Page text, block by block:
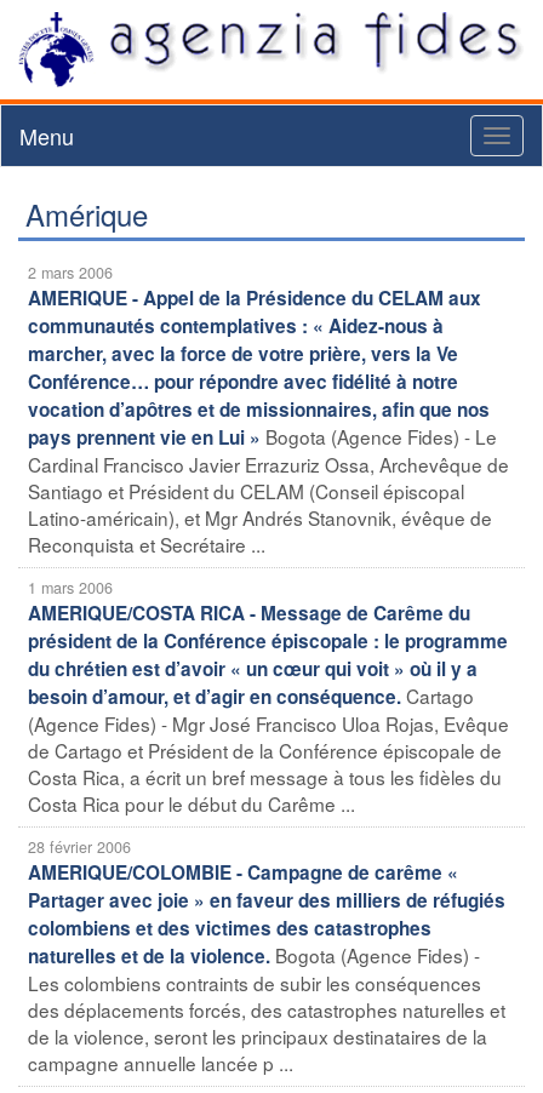
Menu
Amérique
2 mars 2006
AMERIQUE - Appel de la Présidence du CELAM aux
communautés contemplatives : « Aidez-nous à
marcher, avec la force de votre prière, vers la Ve
Conférence… pour répondre avec fidélité à notre
vocation d’apôtres et de missionnaires, afin que nos
pays prennent vie en Lui » Bogota (Agence Fides) - Le
Cardinal Francisco Javier Errazuriz Ossa, Archevêque de
Santiago et Président du CELAM (Conseil épiscopal
Latino-américain), et Mgr Andrés Stanovnik, évêque de
Reconquista et Secrétaire ...
1 mars 2006
AMERIQUE/COSTA RICA - Message de Carême du
président de la Conférence épiscopale : le programme
du chrétien est d’avoir « un cœur qui voit » où il y a
besoin d’amour, et d’agir en conséquence.Cartago
(Agence Fides) - Mgr José Francisco Uloa Rojas, Evêque
de Cartago et Président de la Conférence épiscopale de
Costa Rica, a écrit un bref message à tous les fidèles du
Costa Rica pour le début du Carême ...
28 février 2006
AMERIQUE/COLOMBIE - Campagne de carême «
Partager avec joie » en faveur des milliers de réfugiés
colombiens et des victimes des catastrophes
naturelles et de la violence. Bogota (Agence Fides) -
Les colombiens contraints de subir les conséquences
des déplacements forcés, des catastrophes naturelles et
de la violence, seront les principaux destinataires de la
campagne annuelle lancée p ...